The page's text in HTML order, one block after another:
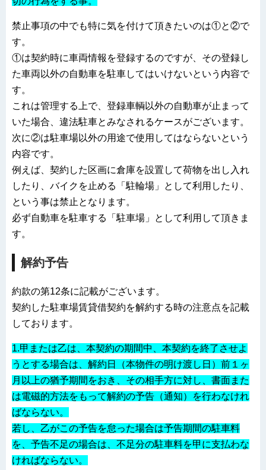
禁止事項の中でも特に気を付けて頂きたいのは①と②で
す。
①は契約時に車両情報を登録するのですが、その登録し
た車両以外の自動車を駐車してはいけないという内容で
す。
これは管理する上で、登録車輌以外の自動車が止まって
いた場合、違法駐車とみなされるケースがございます。
次に②は駐車場以外の用途で使用してはならないという
内容です。
例えば、契約した区画に倉庫を設置して荷物を出し入れ
したり、バイクを止める「駐輪場」として利用したり、
という事は禁止となります。
必ず自動車を駐車する「駐車場」として利用して頂きま
す。
解約予告
約款の第12条に記載がございます。
契約した駐車場賃貸借契約を解約する時の注意点を記載
しております。
1.甲または乙は、本契約の期間中、本契約を終了させよ
うとする場合は、解約日（本物件の明け渡し日）前１ヶ
月以上の猶予期間をおき、その相手方に対し、書面また
は電磁的方法をもって解約の予告（通知）を行わなけれ
ばならない。
若し、乙がこの予告を怠った場合は予告期間の駐車料
を、予告不足の場合は、不足分の駐車料を甲に支払わな
ければならない。